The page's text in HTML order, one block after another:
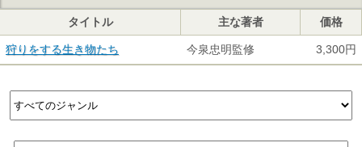
タイトル 主な著者 価格
狩りをする生き物たち 今泉忠明監修 3,300円